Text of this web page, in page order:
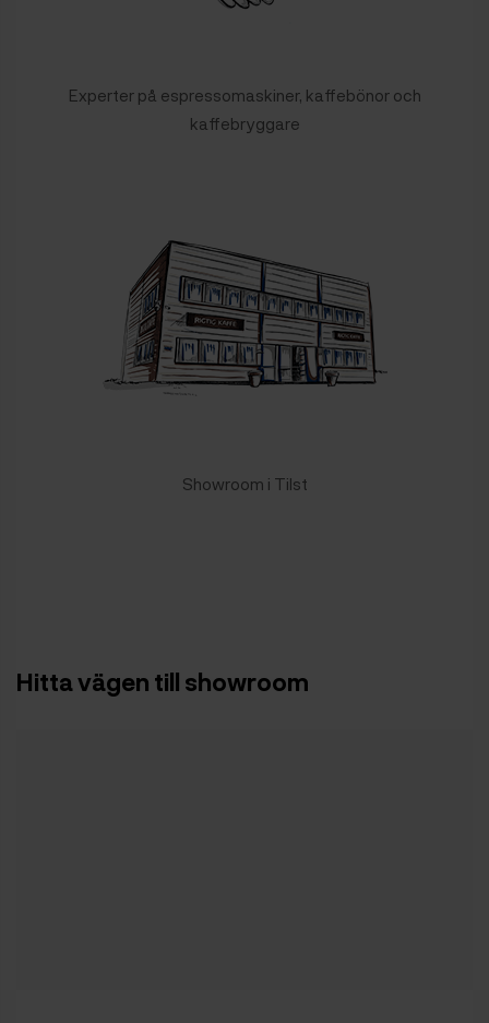
Experter på espressomaskiner, kaffebönor och
kaffebryggare
Showroom i Tilst
Hitta vägen till showroom